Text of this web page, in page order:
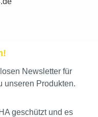
Newsletter für
unseren Produkten.
geschützt und es